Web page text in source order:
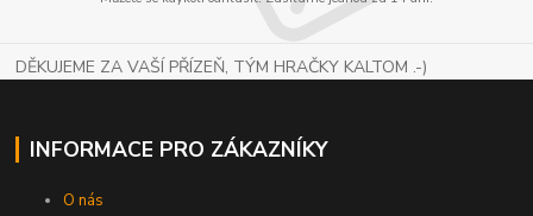
DĚKUJEME ZA VAŠÍ PŘÍZEŇ, TÝM HRAČKY KALTOM .-)
INFORMACE PRO ZÁKAZNÍKY
O nás